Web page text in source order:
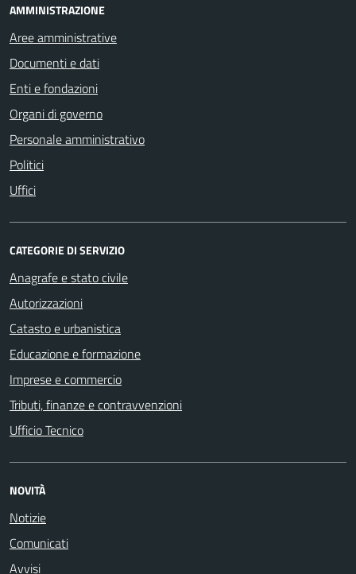
AMMINISTRAZIONE
Aree amministrative
Documenti e dati
Enti e fondazioni
Organi di governo
Personale amministrativo
Politici
Uffici
CATEGORIE DI SERVIZIO
Anagrafe e stato civile
Autorizzazioni
Catasto e urbanistica
Educazione e formazione
Imprese e commercio
Tributi, finanze e contravvenzioni
Ufficio Tecnico
NOVITÀ
Notizie
Comunicati
Avvisi